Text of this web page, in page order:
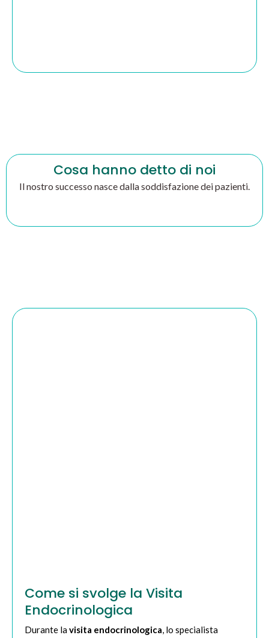
Cosa hanno detto di noi
Il nostro successo nasce dalla soddisfazione dei pazienti.
Come si svolge la Visita
Endocrinologica
Durante lavisita endocrinologica, lo specialista